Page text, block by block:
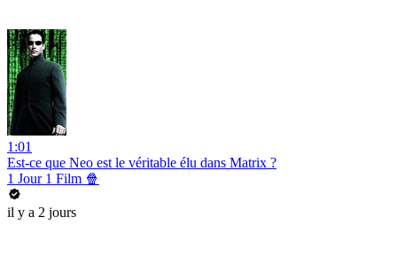
1:01
Est-ce que Neo est le véritable élu dans Matrix ?
1 Jour 1 Film 🍿
il y a 2 jours